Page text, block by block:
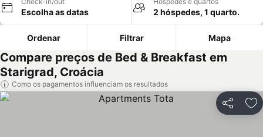
Escolha as datas 2 hóspedes, 1 quarto.
Ordenar Filtrar Mapa
Compare preços de Bed & Breakfast em
Starigrad, Croácia
Como os pagamentos influenciam os resultados
Partilhar